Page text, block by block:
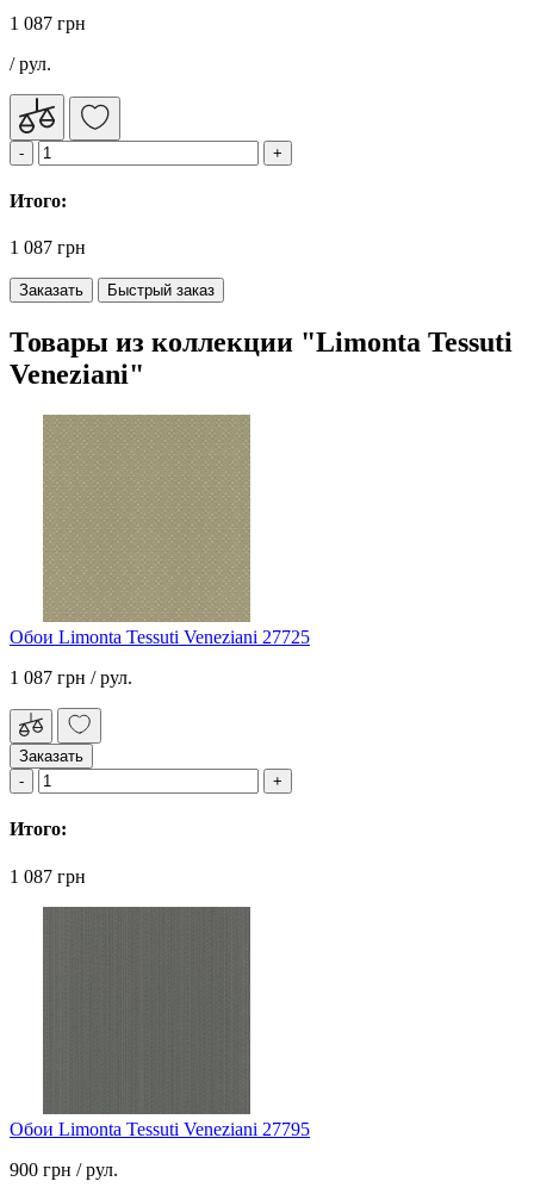
1 087 грн
/ рул.
Итого:
1 087 грн
Заказать Быстрый заказ
Товары из коллекции "Limonta Tessuti
Veneziani"
Обои Limonta Tessuti Veneziani 27725
1 087 грн / рул.
Заказать
Итого:
1 087 грн
Обои Limonta Tessuti Veneziani 27795
900 грн / рул.